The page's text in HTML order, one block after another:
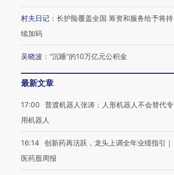
村夫日记 ： 长护险覆盖全国 筹资和服务给予将持
续加码
吴晓波 ： “沉睡”的10万亿元公积金
最新文章
17:00
普渡机器人张涛：人形机器人不会替代专
用机器人
16:14 创新药再活跃，龙头上调全年业绩指引｜
医药股周报